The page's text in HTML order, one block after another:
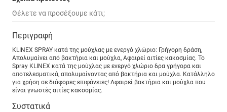
Περιγραφή
KLINEX SPRAY κατά της μούχλας με ενεργό χλώριο: Γρήγορη δράση,
Απολυμαίνει από βακτήρια και μούχλα, Αφαιρεί αιτίες κακοσμίας. Το
Spray KLINEX κατά της μούχλας με ενεργό χλώριο δρα γρήγορα και
αποτελεσματικά, απολυμαίνοντας από βακτήρια και μούχλα. Κατάλληλο
για χρήση σε διάφορες επιφάνειες! Αφαιρεί βακτήρια και μούχλα που
είναι γνωστές αιτίες κακοσμίας.
Συστατικά